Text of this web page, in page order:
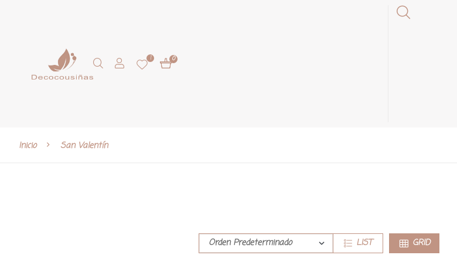
1 0
Inicio San Valentín
LIST GRID